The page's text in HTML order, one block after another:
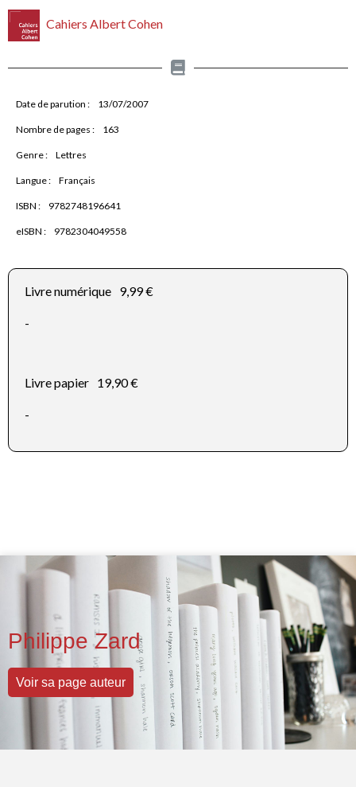
Cahiers Albert Cohen
Date de parution : 13/07/2007
Nombre de pages : 163
Genre : Lettres
Langue : Français
ISBN : 9782748196641
eISBN : 9782304049558
Livre numérique 9,99 €
-
Livre papier 19,90 €
-
Philippe Zard
Voir sa page auteur